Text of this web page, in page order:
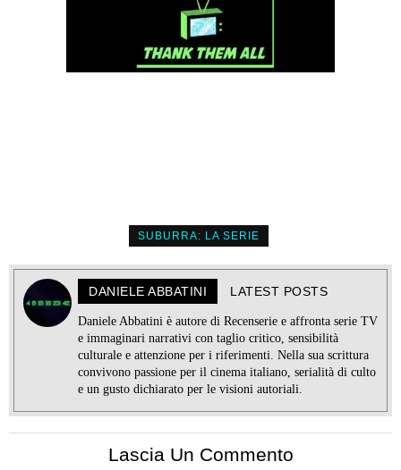
SUBURRA: LA SERIE
DANIELE ABBATINI LATEST POSTS
Daniele Abbatini è autore di Recenserie e affronta serie TV
e immaginari narrativi con taglio critico, sensibilità
culturale e attenzione per i riferimenti. Nella sua scrittura
convivono passione per il cinema italiano, serialità di culto
e un gusto dichiarato per le visioni autoriali.
Lascia Un Commento